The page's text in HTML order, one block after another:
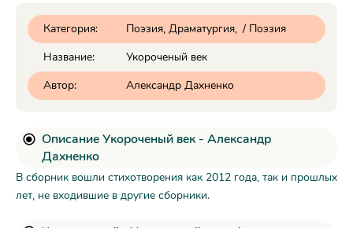
Категория: Поэзия, Драматургия / Поэзия
Название:
Укороченый век
Автор:
Александр Дахненко
Описание Укороченый век - Александр
Дахненко
В сборник вошли стихотворения как 2012 года, так и прошлых
лет, не входившие в другие сборники.